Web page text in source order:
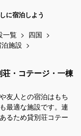
に宿泊しよう
一覧
四国
施設
・コテージ・一棟
友人との宿泊はもち
最適な施設です。連
るため貸別荘コテー